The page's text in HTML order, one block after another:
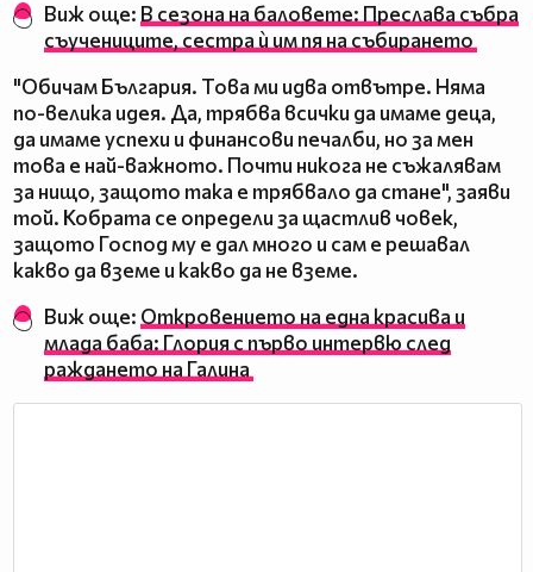
Виж още: В сезона на баловете: Преслава събра
съучениците, сестра ѝ им пя на събирането
"Обичам България. Това ми идва отвътре. Няма
по-велика идея. Да, трябва всички да имаме деца,
да имаме успехи и финансови печалби, но за мен
това е най-важното. Почти никога не съжалявам
за нищо, защото така е трябвало да стане", заяви
той. Кобрата се определи за щастлив човек,
защото Господ му е дал много и сам е решавал
какво да вземе и какво да не вземе.
Виж още: Откровението на една красива и
млада баба: Глория с първо интервю след
раждането на Галина